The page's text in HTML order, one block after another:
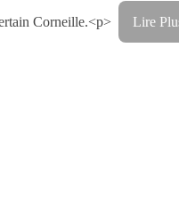
Corneille.<p> Lire